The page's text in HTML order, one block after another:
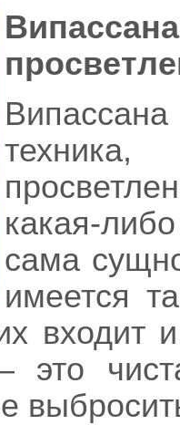
какая-
сама
имеется
входит
это